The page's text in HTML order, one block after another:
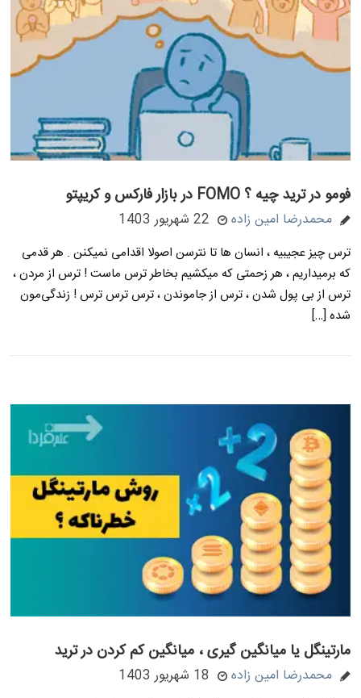
فومو در ترید چیه ؟ FOMO در بازار فارکس و کریپتو
محمدرضا امین زاده 22 شهریور 1403
ترس چیز عجیبیه ، انسان ها تا نترسن اصولا اقدامی نمیکنن . هر قدمی
که برمیداریم ، هر زحمتی که میکشیم بخاطر ترس ماست ! ترس از مردن ،
ترس از بی پول شدن ، ترس از جاموندن ، ترس ترس ترس ! زندگی‌مون
شده […]
مارتینگل یا میانگین گیری ، میانگین کم کردن در ترید
محمدرضا امین زاده 18 شهریور 1403